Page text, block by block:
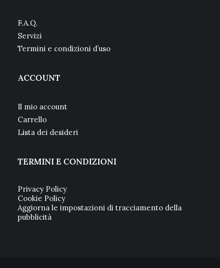
F.A.Q.
Servizi
Termini e condizioni d’uso
ACCOUNT
Il mio account
Carrello
Lista dei desideri
TERMINI E CONDIZIONI
Privacy Policy
Cookie Policy
Aggiorna le impostazioni di tracciamento della
pubblicità